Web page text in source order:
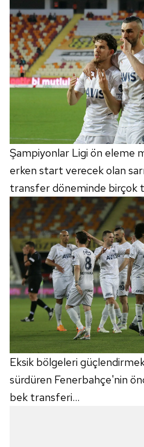
Şampiyonlar Ligi ön eleme
erken start verecek olan
transfer döneminde birçok
Eksik bölgeleri güçlendirmek
sürdüren Fenerbahçe'nin
bek transferi...